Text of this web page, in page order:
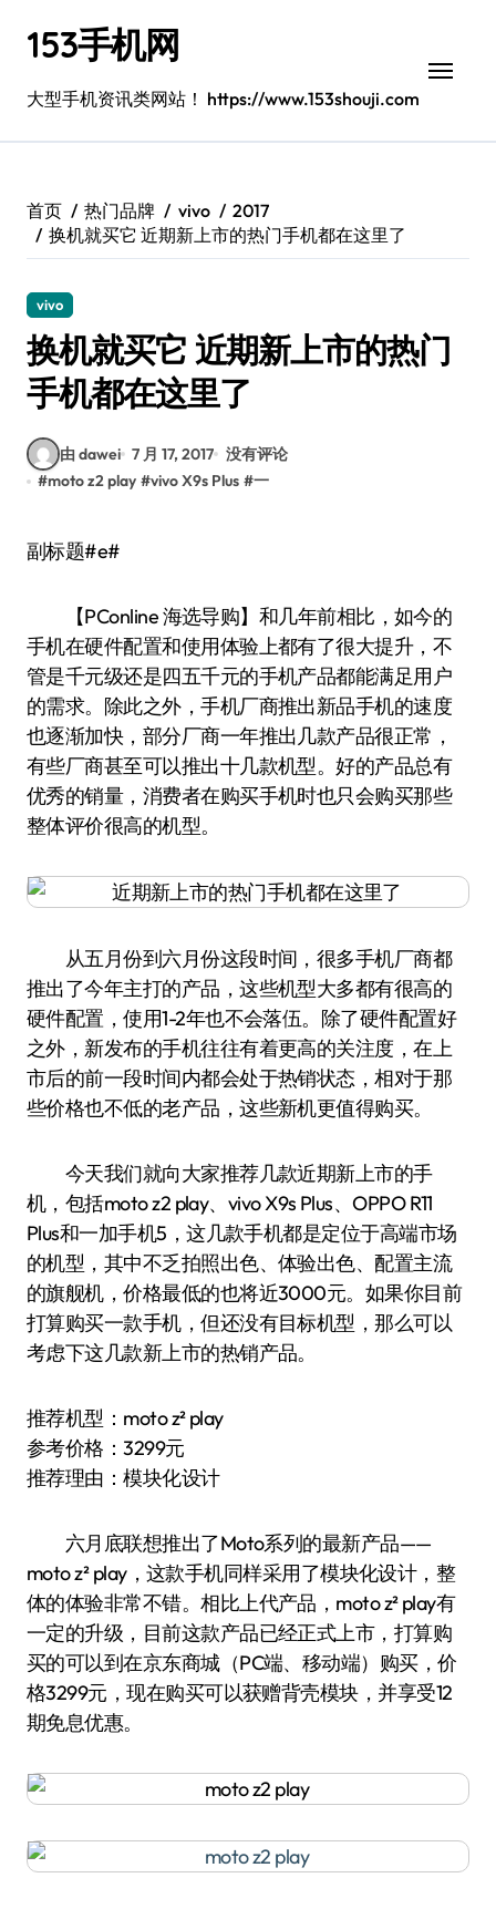
153手机网
大型手机资讯类网站！ https://www.153shouji.com
首页 热门品牌 vivo
2017
换机就买它 近期新上市的热门手机都在这里了
vivo
换机就买它 近期新上市的热门
手机都在这里了
由 dawei 7 月 17, 2017 没有评论
#moto z2 play #vivo X9s Plus #一
副标题#e#
【PConline 海选导购】和几年前相比，如今的
手机在硬件配置和使用体验上都有了很大提升，不
管是千元级还是四五千元的手机产品都能满足用户
的需求。除此之外，手机厂商推出新品手机的速度
也逐渐加快，部分厂商一年推出几款产品很正常，
有些厂商甚至可以推出十几款机型。好的产品总有
优秀的销量，消费者在购买手机时也只会购买那些
整体评价很高的机型。
从五月份到六月份这段时间，很多手机厂商都
推出了今年主打的产品，这些机型大多都有很高的
硬件配置，使用1-2年也不会落伍。除了硬件配置好
之外，新发布的手机往往有着更高的关注度，在上
市后的前一段时间内都会处于热销状态，相对于那
些价格也不低的老产品，这些新机更值得购买。
今天我们就向大家推荐几款近期新上市的手
机，包括moto z2 play、vivo X9s Plus、OPPO R11
Plus和一加手机5，这几款手机都是定位于高端市场
的机型，其中不乏拍照出色、体验出色、配置主流
的旗舰机，价格最低的也将近3000元。如果你目前
打算购买一款手机，但还没有目标机型，那么可以
考虑下这几款新上市的热销产品。
推荐机型：moto z² play
参考价格：3299元
推荐理由：模块化设计
六月底联想推出了Moto系列的最新产品——
moto z² play，这款手机同样采用了模块化设计，整
体的体验非常不错。相比上代产品，moto z² play有
一定的升级，目前这款产品已经正式上市，打算购
买的可以到在京东商城（PC端、移动端）购买，价
格3299元，现在购买可以获赠背壳模块，并享受12
期免息优惠。